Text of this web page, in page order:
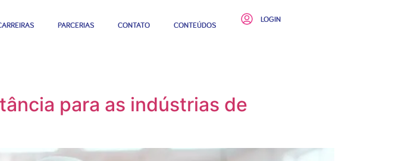
PARCERIAS CONTATO CONTEÚDOS
LOGIN
para as indústrias de